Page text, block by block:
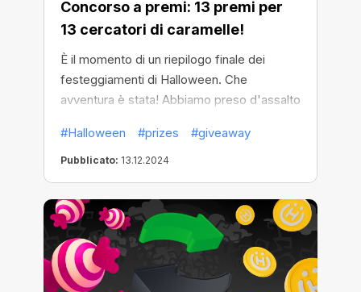
Concorso a premi: 13 premi per
13 cercatori di caramelle!
È il momento di un riepilogo finale dei
festeggiamenti di Halloween. Che
avventura è stata! Abbiamo preso d'assalto
al Conte!
#Halloween #prizes #giveaway
Pubblicato: 13.12.2024